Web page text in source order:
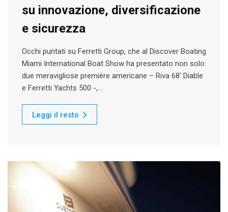
su innovazione, diversificazione
e sicurezza
Occhi puntati su Ferretti Group, che al Discover Boating
Miami International Boat Show ha presentato non solo
due meravigliose première americane – Riva 68’ Diable
e Ferretti Yachts 500 -,…
Leggi il resto